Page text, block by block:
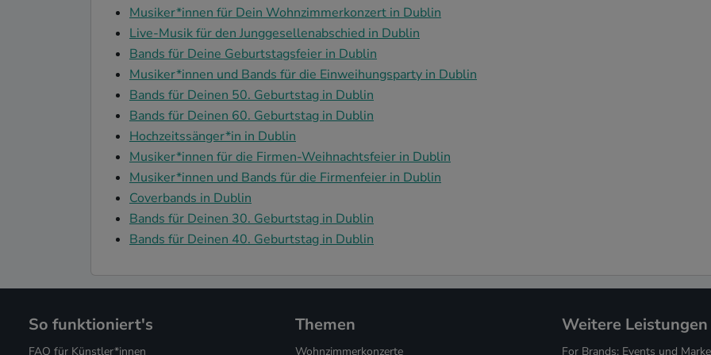
Musiker*innen für Dein Wohnzimmerkonzert in Dublin
Live-Musik für den Junggesellenabschied in Dublin
Bands für Deine Geburtstagsfeier in Dublin
Musiker*innen und Bands für die Einweihungsparty in Dublin
Bands für Deinen 50. Geburtstag in Dublin
Bands für Deinen 60. Geburtstag in Dublin
Hochzeitssänger*in in Dublin
Musiker*innen für die Firmen-Weihnachtsfeier in Dublin
Musiker*innen und Bands für die Firmenfeier in Dublin
Coverbands in Dublin
Bands für Deinen 30. Geburtstag in Dublin
Bands für Deinen 40. Geburtstag in Dublin
So funktioniert's
FAQ für Künstler*innen
Themen
Wohnzimmerkonzerte
Weitere Leistungen
For Brands: Events und